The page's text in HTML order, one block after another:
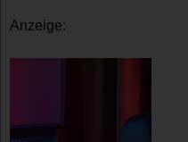
Anzeige: